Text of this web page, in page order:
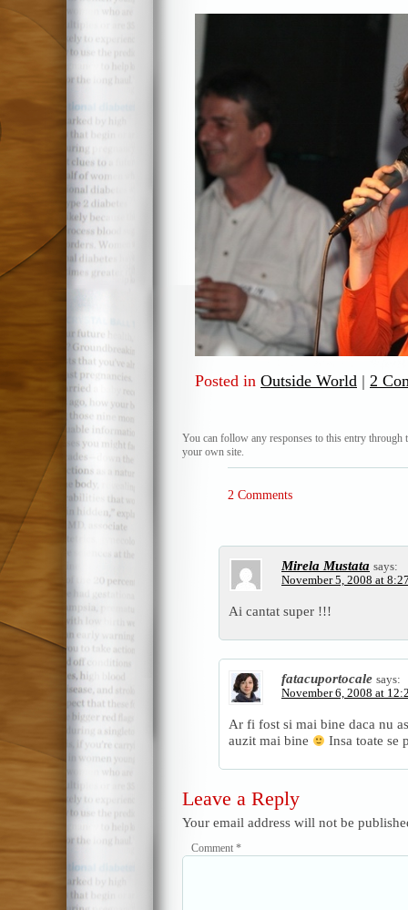
Posted in Outside World | 2
You can follow any responses to this entry through
your own site.
2 Comments
Mirela Mustata says:
November 5, 2008 at
Ai cantat super !!!
fatacuportocale says:
November 6, 2008 at
Ar fi fost si mai bine daca nu
auzit mai bine
Insa toate se
Leave a Reply
Your email address will not be
Comment *